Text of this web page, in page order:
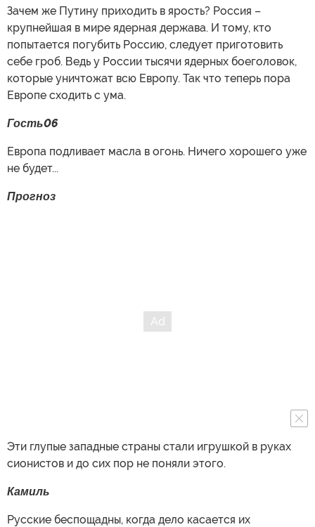
Зачем же Путину приходить в ярость? Россия –
крупнейшая в мире ядерная держава. И тому, кто
попытается погубить Россию, следует приготовить
себе гроб. Ведь у России тысячи ядерных боеголовок,
которые уничтожат всю Европу. Так что теперь пора
Европе сходить с ума.
Гость06
Европа подливает масла в огонь. Ничего хорошего уже
не будет...
Прогноз
Эти глупые западные страны стали игрушкой в руках
сионистов и до сих пор не поняли этого.
Камиль
Русские беспощадны, когда дело касается их